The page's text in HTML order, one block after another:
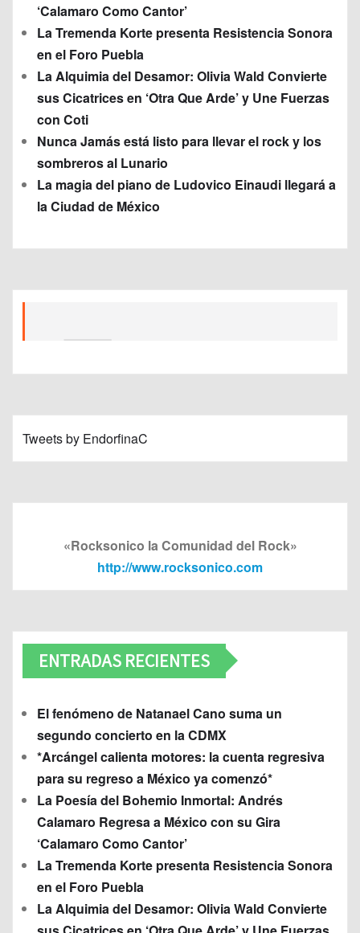
‘Calamaro Como Cantor’
La Tremenda Korte presenta Resistencia Sonora
en el Foro Puebla
La Alquimia del Desamor: Olivia Wald Convierte
sus Cicatrices en ‘Otra Que Arde’ y Une Fuerzas
con Coti
Nunca Jamás está listo para llevar el rock y los
sombreros al Lunario
La magia del piano de Ludovico Einaudi llegará a
la Ciudad de México
Tweets by EndorfinaC
«Rocksonico la Comunidad del Rock»
http://www.rocksonico.com
ENTRADAS RECIENTES
El fenómeno de Natanael Cano suma un
segundo concierto en la CDMX
*Arcángel calienta motores: la cuenta regresiva
para su regreso a México ya comenzó*
La Poesía del Bohemio Inmortal: Andrés
Calamaro Regresa a México con su Gira
‘Calamaro Como Cantor’
La Tremenda Korte presenta Resistencia Sonora
en el Foro Puebla
La Alquimia del Desamor: Olivia Wald Convierte